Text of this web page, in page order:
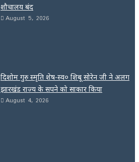
शौचालय बंद
August 5, 2026
दिशोम गुरु स्मृति शेष-स्व० शिबू सोरेन जी ने अलग
झारखंड राज्य के सपने को साकार किया
August 4, 2026